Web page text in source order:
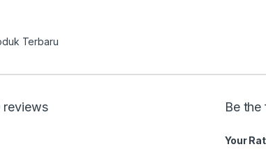
Terbaru
reviews Be the
Your